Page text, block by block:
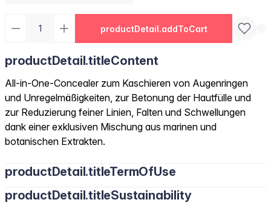
productDetail.addToCart
productDetail.titleContent
All-in-One-Concealer zum Kaschieren von Augenringen
und Unregelmäßigkeiten, zur Betonung der Hautfülle und
zur Reduzierung feiner Linien, Falten und Schwellungen
dank einer exklusiven Mischung aus marinen und
botanischen Extrakten.
productDetail.titleTermOfUse
productDetail.titleSustainability